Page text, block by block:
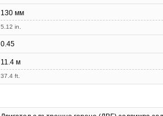
130 мм
5.12 in.
0.45
11.4 м
37.4 ft.